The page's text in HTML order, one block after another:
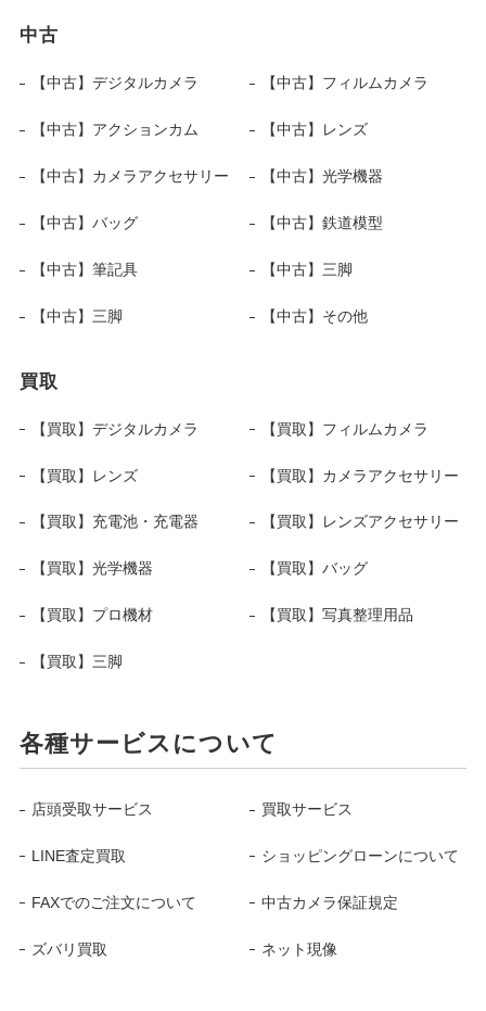
中古
【中古】デジタルカメラ 【中古】フィルムカメラ
【中古】アクションカム 【中古】レンズ
【中古】カメラアクセサリー 【中古】光学機器
【中古】バッグ 【中古】鉄道模型
【中古】筆記具 【中古】三脚
【中古】三脚 【中古】その他
買取
【買取】デジタルカメラ 【買取】フィルムカメラ
【買取】レンズ 【買取】カメラアクセサリー
【買取】充電池・充電器 【買取】レンズアクセサリー
【買取】光学機器 【買取】バッグ
【買取】プロ機材 【買取】写真整理用品
【買取】三脚
各種サービスについて
店頭受取サービス 買取サービス
LINE査定買取 ショッピングローンについて
FAXでのご注文について 中古カメラ保証規定
ズバリ買取 ネット現像